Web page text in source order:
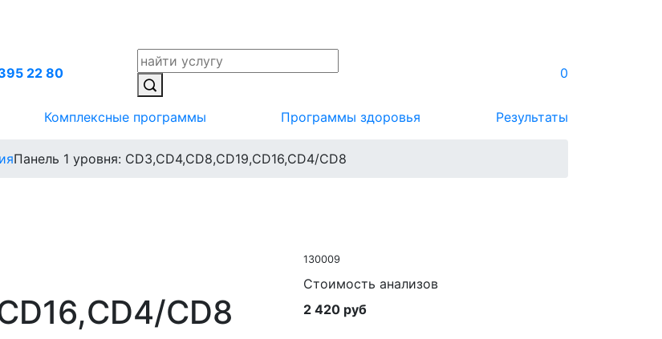
22 80 0
Комплексные программы Программы здоровья Результаты
Панель 1 уровня: CD3,CD4,CD8,CD19,CD16,CD4/CD8
CD8
130009
Стоимость анализов
2 420 руб